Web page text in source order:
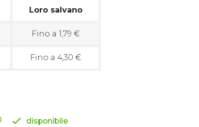
Loro salvano
Fino a 1,79 €
Fino a 4,30 €
 disponibile